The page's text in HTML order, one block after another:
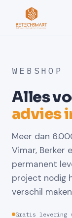
WEBSHOP
Alles
advies
Meer dan
Vimar, Berker
permanent
project nodig
verschil
Gratis levering